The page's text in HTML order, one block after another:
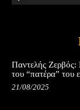
Παντελής Ζερβός:
του “πατέρα” του
21/08/2025